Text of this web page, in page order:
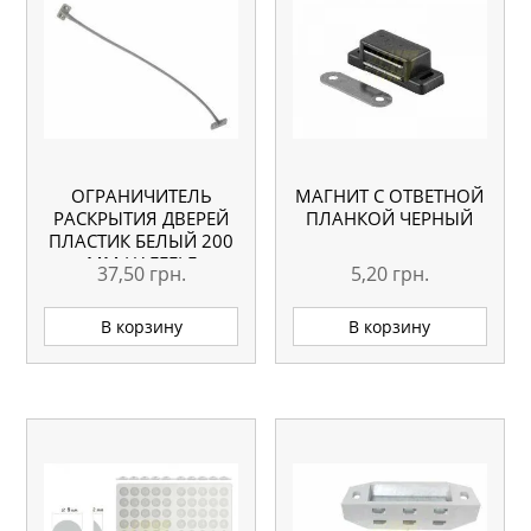
ОГРАНИЧИТЕЛЬ
РАСКРЫТИЯ ДВЕРЕЙ
ПЛАСТИК БЕЛЫЙ 200
ММ HAFFELE
37,50 грн.
В корзину
МАГНИТ С ОТВЕТНОЙ
ПЛАНКОЙ ЧЕРНЫЙ
5,20 грн.
В корзину